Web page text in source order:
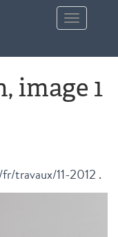
Toggle
navigation
image 1
travaux/11-2012 .